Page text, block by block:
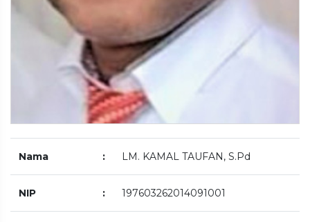
Nama : LM. KAMAL TAUFAN, S.Pd
NIP : 197603262014091001